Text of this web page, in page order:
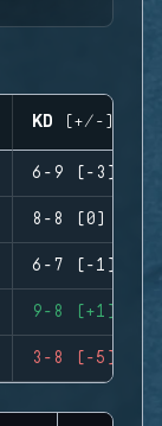
KD (+/-)
6-9 (-3)
8-8 (0)
6-7 (-1)
9-8 (+1)
3-8 (-5)